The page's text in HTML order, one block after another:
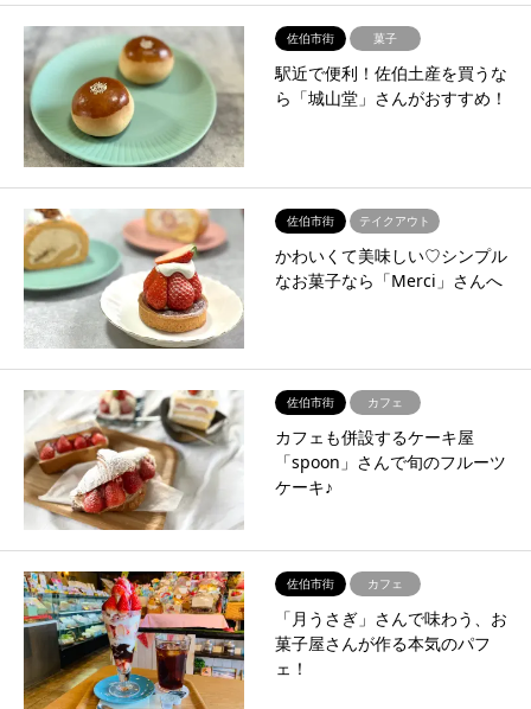
佐伯市街 菓子
駅近で便利！佐伯土産を買うな
ら「城山堂」さんがおすすめ！
佐伯市街 テイクアウト
かわいくて美味しい♡シンプル
なお菓子なら「Merci」さんへ
佐伯市街 カフェ
カフェも併設するケーキ屋
「spoon」さんで旬のフルーツ
ケーキ♪
佐伯市街 カフェ
「月うさぎ」さんで味わう、お
菓子屋さんが作る本気のパフ
ェ！